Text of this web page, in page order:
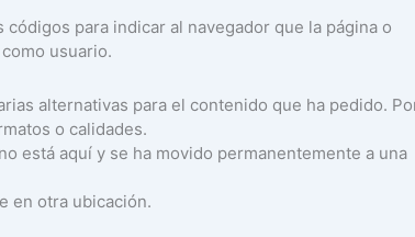
para indicar al navegador que la página o
usuario.
alternativas para el contenido que ha pedido.
o calidades.
está aquí y se ha movido permanentemente a una
en otra ubicación.